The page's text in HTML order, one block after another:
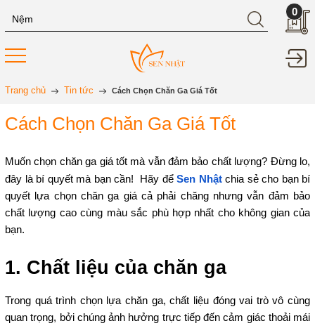
0
Trang chủ Tin tức Cách Chọn Chăn Ga Giá Tốt
Cách Chọn Chăn Ga Giá Tốt
Muốn chọn chăn ga giá tốt mà vẫn đảm bảo chất lượng? Đừng lo,
đây là bí quyết mà bạn cần! Hãy để Sen Nhậtchia sẻ cho bạn bí
quyết lựa chọn chăn ga giá cả phải chăng nhưng vẫn đảm bảo
chất lượng cao cùng màu sắc phù hợp nhất cho không gian của
bạn.
1. Chất liệu của chăn ga
Trong quá trình chọn lựa chăn ga, chất liệu đóng vai trò vô cùng
quan trọng, bởi chúng ảnh hưởng trực tiếp đến cảm giác thoải mái